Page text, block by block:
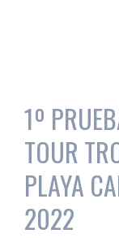
1º
TOUR
PLAYA
2022